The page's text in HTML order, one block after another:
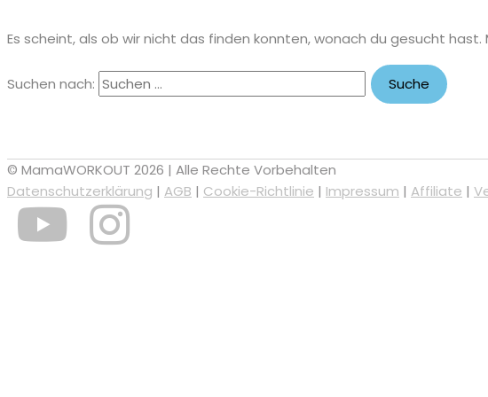
Es scheint, als ob wir nicht das finden konnten, wonach du gesucht hast.
Suchen nach:
© MamaWORKOUT 2026 | Alle Rechte Vorbehalten
Datenschutzerklärung | AGB | Cookie-Richtlinie | Impressum | Affiliate |